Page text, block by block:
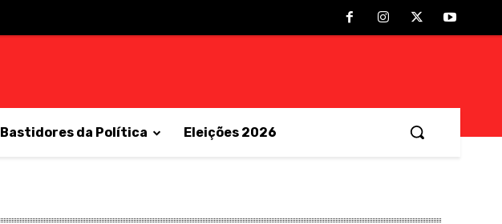
Bastidores da Política Eleições 2026